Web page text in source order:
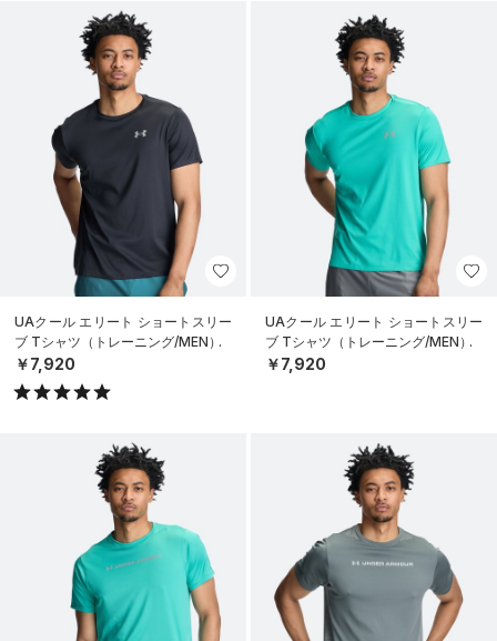
UAクール エリート ショートスリー
ブ Tシャツ（トレーニング/MEN）
￥7,920
UAクール エリート ショートスリー
ブ Tシャツ（トレーニング/MEN）
￥7,920